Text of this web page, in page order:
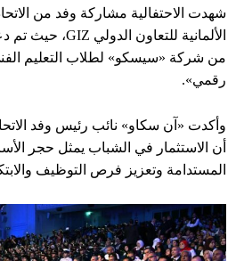
شهدت الاحتفالية مشاركة وفد من
من شركة «سيسكو» لطلاب التعليم
رقمي».
وأكدت «آن سكاو» نائب رئيس وفد
أن الاستثمار في الشباب يمثل حجر
المستدامة وتعزيز فرص التوظيف